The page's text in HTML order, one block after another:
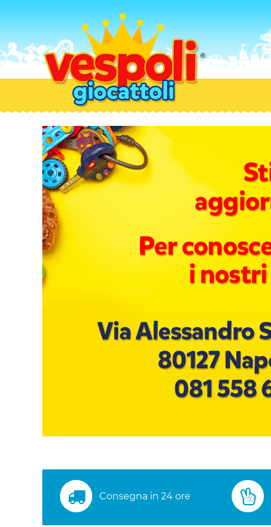
Consegna in 24 ore